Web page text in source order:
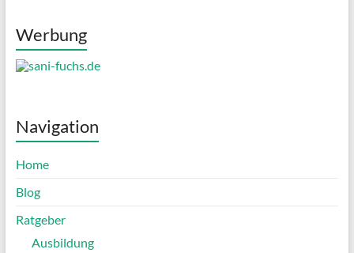
Werbung
Navigation
Home
Blog
Ratgeber
Ausbildung